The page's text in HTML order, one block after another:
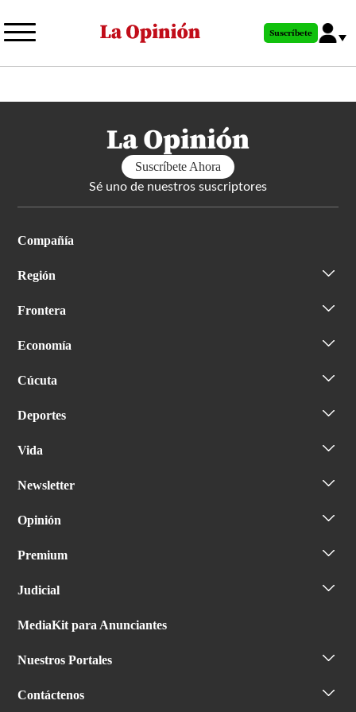
al
principal
Suscríbete
Suscríbete Ahora
Sé uno de nuestros suscriptores
Compañía
Región
Frontera
Economía
Cúcuta
Deportes
Vida
Newsletter
Opinión
Premium
Judicial
MediaKit para Anunciantes
Nuestros Portales
Contáctenos